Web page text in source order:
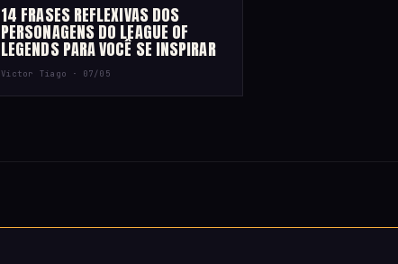
14 FRASES REFLEXIVAS DOS
PERSONAGENS DO LEAGUE OF
LEGENDS PARA VOCÊ SE INSPIRAR
Victor Tiago · 07/05